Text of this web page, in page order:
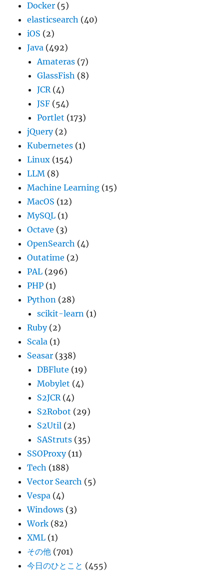
Docker (5)
elasticsearch (40)
iOS (2)
Java (492)
Amateras (7)
GlassFish (8)
JCR(4)
JSF (54)
Portlet (173)
jQuery(2)
Kubernetes (1)
Linux (154)
LLM (8)
Machine Learning (15)
MacOS (12)
MySQL (1)
Octave (3)
OpenSearch (4)
Outatime (2)
PAL (296)
PHP (1)
Python (28)
scikit-learn (1)
Ruby(2)
Scala (1)
Seasar (338)
DBFlute (19)
Mobylet (4)
S2JCR(4)
S2Robot (29)
S2Util (2)
SAStruts (35)
SSOProxy(11)
Tech (188)
Vector Search (5)
Vespa (4)
Windows (3)
Work (82)
XML (1)
その他 (701)
今日のひとこと (455)